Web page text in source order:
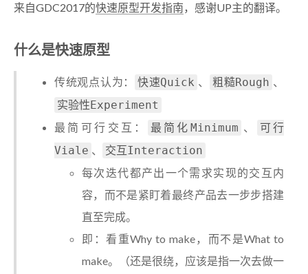
来自GDC2017的快速原型开发指南，感谢UP主的翻译。
什么是快速原型
传统观点认为： 快速Quick 、 粗糙Rough 、
实验性Experiment
最简可行交互：
最简化Minimum 、
可行
Viale 、
交互Interaction
每次迭代都产出一个需求实现的交互内
容，而不是紧盯着最终产品去一步步搭建
直至完成。
即：看重Why to make，而不是What to
make。（还是很绕，应该是指一次去做一